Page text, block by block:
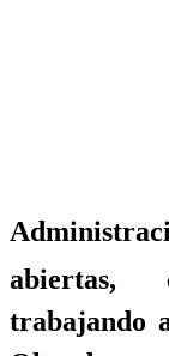
abiertas,
trabajando